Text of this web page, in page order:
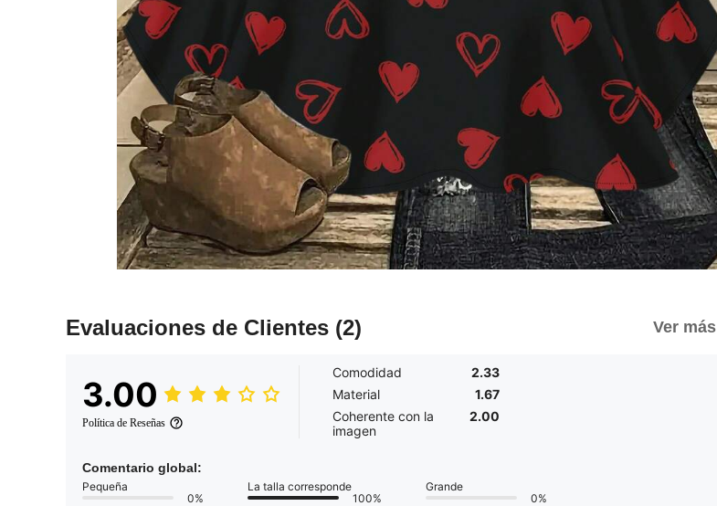
Evaluaciones de Clientes (2) Ver más
3.00
Política de Reseñas
Comodidad
2.33
Material
1.67
Coherente con la
imagen
2.00
Comentario global:
Pequeña
0%
La talla corresponde
100%
Grande
0%